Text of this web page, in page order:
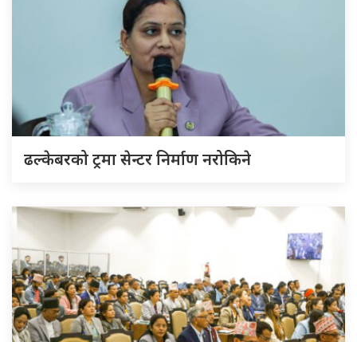
ढल्केबरको ट्रमा सेन्टर निर्माण नरोकिने